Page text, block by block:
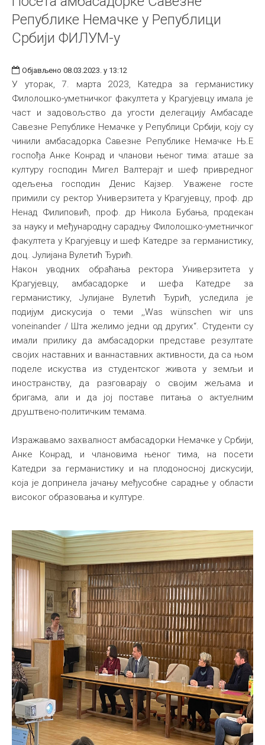
Републике Немачке у Републици
Србији ФИЛУМ-у
Објављено 08.03.2023. у 13:12
У уторак, 7. марта 2023, Катедра за германистику
Филолошко-уметничког факултета у Крагујевцу имала је
част и задовољство да угости делегацију Амбасаде
Савезне Републике Немачке у Републици Србији, коју су
чинили амбасадорка Савезне Републике Немачке Њ.Е
госпођа Анке Конрад и чланови њеног тима: аташе за
културу господин Мигел Валтерајт и шеф привредног
одељења господин Денис Кајзер. Уважене госте
примили су ректор Универзитета у Крагујевцу, проф. др
Ненад Филиповић, проф. др Никола Бубања, продекан
за науку и међународну сарадњу Филолошко-уметничког
факултета у Крагујевцу и шеф Катедре за германистику,
доц. Јулијана Вулетић Ђурић.
Након уводних обраћања ректора Универзитета у
Крагујевцу, амбасадорке и шефа Катедре за
германистику, Јулијане Вулетић Ђурић, уследила је
подијум дискусија о теми ,,Was wünschen wir uns
voneinander / Шта желимо једни од других“. Студенти су
имали прилику да амбасадорки представе резултате
својих наставних и ваннаставних активности, да са њом
поделе искуства из студентског живота у земљи и
иностранству, да разговарају о својим жељама и
бригама, али и да јој поставе питања о актуелним
друштвено-политичким темама.
Изражавамо захвалност амбасадорки Немачке у Србији,
Анке Конрад, и члановима њеног тима, на посети
Катедри за германистику и на плодоносној дискусији,
која је допринела јачању међусобне сарадње у области
високог образовања и културе.